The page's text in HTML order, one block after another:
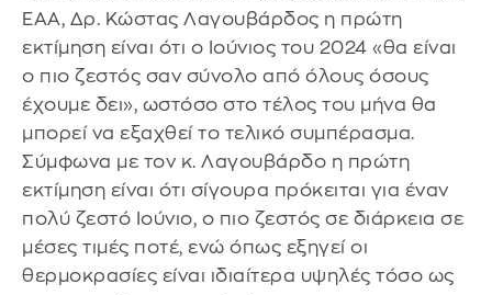
ΕΑΑ, Δρ. Κώστας Λαγουβάρδος η πρώτη
εκτίμηση είναι ότι ο Ιούνιος του 2024 «θα είναι
ο πιο ζεστός σαν σύνολο από όλους όσους
έχουμε δει», ωστόσο στο τέλος του μήνα θα
μπορεί να εξαχθεί το τελικό συμπέρασμα.
Σύμφωνα με τον κ. Λαγουβάρδο η πρώτη
εκτίμηση είναι ότι σίγουρα πρόκειται για έναν
πολύ ζεστό Ιούνιο, ο πιο ζεστός σε διάρκεια σε
μέσες τιμές ποτέ, ενώ όπως εξηγεί οι
θερμοκρασίες είναι ιδιαίτερα υψηλές τόσο ως